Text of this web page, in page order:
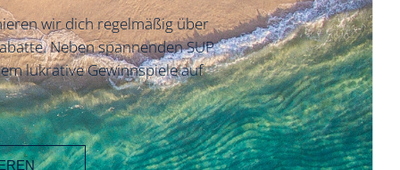
wir dich regelmäßig über
Neben spannenden SUP
lukrative Gewinnspiele auf